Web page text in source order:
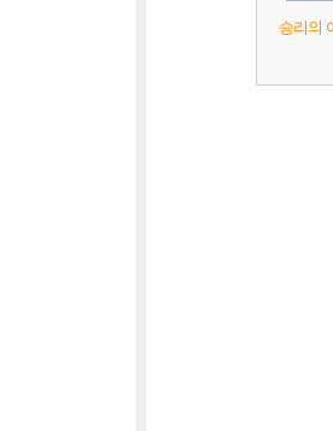
승리의